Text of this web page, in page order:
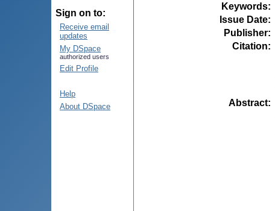
Sign on to:
Receive email
updates
My DSpace
authorized users
Edit Profile
Help
About DSpace
Keywords:
Issue Date:
Publisher:
Citation:
Abstract: